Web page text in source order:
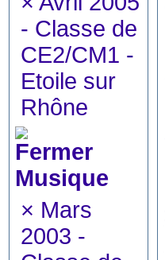
- Classe de
CE2/CM1 -
Etoile sur
Rhône
Musique
× Mars
2003 -